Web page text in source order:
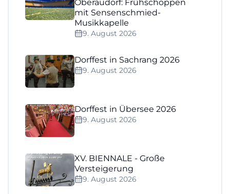
Oberaudorf: Frühschoppen
mit Sensenschmied-
Musikkapelle
9. August 2026
Dorffest in Sachrang 2026
9. August 2026
Dorffest in Übersee 2026
9. August 2026
XV. BIENNALE - Große
Versteigerung
9. August 2026